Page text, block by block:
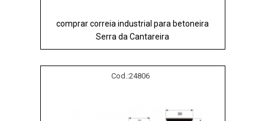
comprar correia industrial para betoneira
Serra da Cantareira
Cod.:24806